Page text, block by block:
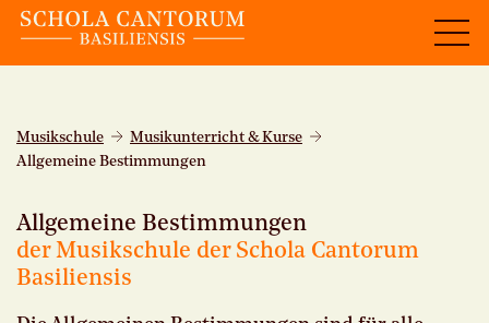
Musikschule
Musikunterricht & Kurse
Allgemeine Bestimmungen
Allgemeine Bestimmungen
der Musikschule der Schola Cantorum
Basiliensis